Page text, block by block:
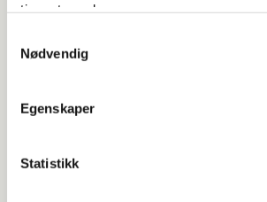
tjenestene deres.
Nødvendig
Egenskaper
Statistikk